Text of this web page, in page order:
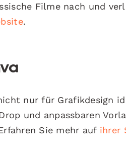
Filme nach und
.
nur für Grafikdesign
und anpassbaren
Sie mehr auf ihrer